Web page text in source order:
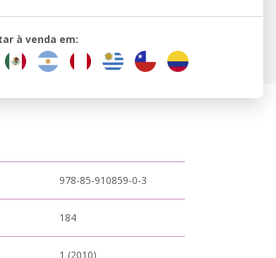
à venda em:
978-85-910859-0-3
184
1 (2010)